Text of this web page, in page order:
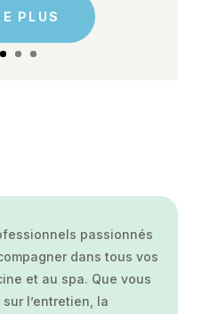
PLUS
passionnés
dans tous vos
et au spa. Que vous
l’entretien, la